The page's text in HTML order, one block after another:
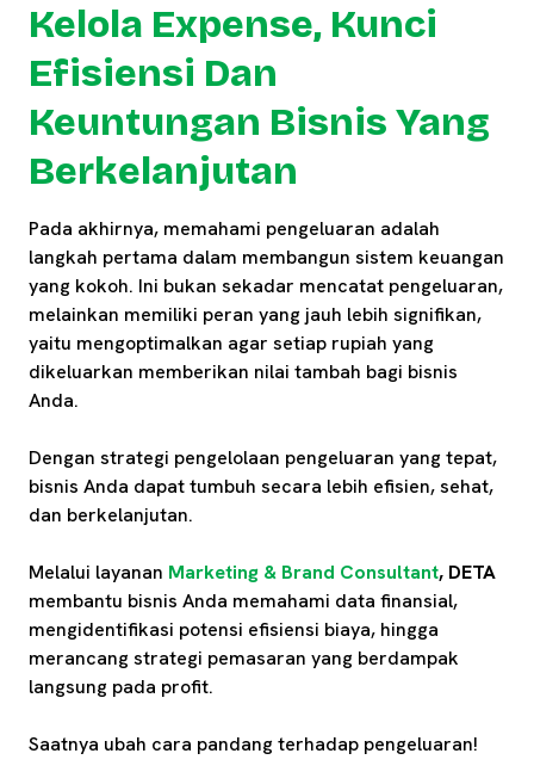
Kelola Expense, Kunci
Efisiensi Dan
Keuntungan Bisnis Yang
Berkelanjutan
Pada akhirnya, memahami pengeluaran adalah
langkah pertama dalam membangun sistem keuangan
yang kokoh. Ini bukan sekadar mencatat pengeluaran,
melainkan memiliki peran yang jauh lebih signifikan,
yaitu mengoptimalkan agar setiap rupiah yang
dikeluarkan memberikan nilai tambah bagi bisnis
Anda.
Dengan strategi pengelolaan pengeluaran yang tepat,
bisnis Anda dapat tumbuh secara lebih efisien, sehat,
dan berkelanjutan.
Melalui layanan Marketing & Brand Consultant, DETA
membantu bisnis Anda memahami data finansial,
mengidentifikasi potensi efisiensi biaya, hingga
merancang strategi pemasaran yang berdampak
langsung pada profit.
Saatnya ubah cara pandang terhadap pengeluaran!